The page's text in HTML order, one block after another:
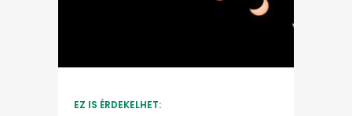
EZ IS ÉRDEKELHET: